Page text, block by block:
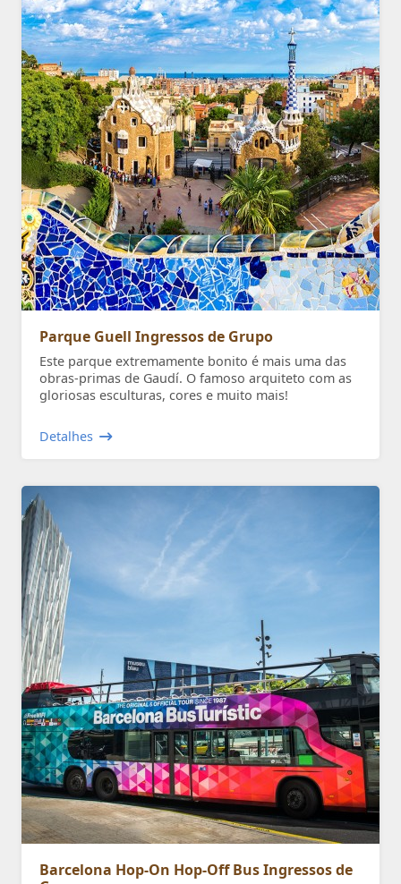
Parque Guell Ingressos de Grupo
Este parque extremamente bonito é mais uma das
obras-primas de Gaudí. O famoso arquiteto com as
gloriosas esculturas, cores e muito mais!
Detalhes
Barcelona Hop-On Hop-Off Bus Ingressos de